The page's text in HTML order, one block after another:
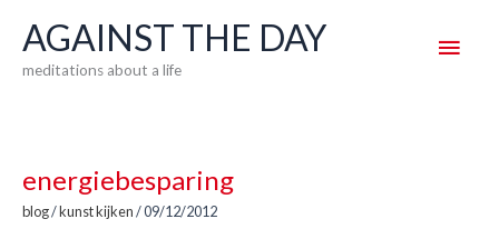
content
AGAINST THE DAY
meditations about a life
Main
energiebesparing
blog/kunst kijken/09/12/2012